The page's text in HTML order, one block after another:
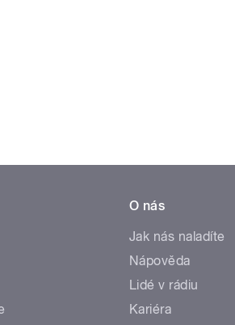
O nás
Jak nás naladíte
Nápověda
Lidé v rádiu
Kariéra